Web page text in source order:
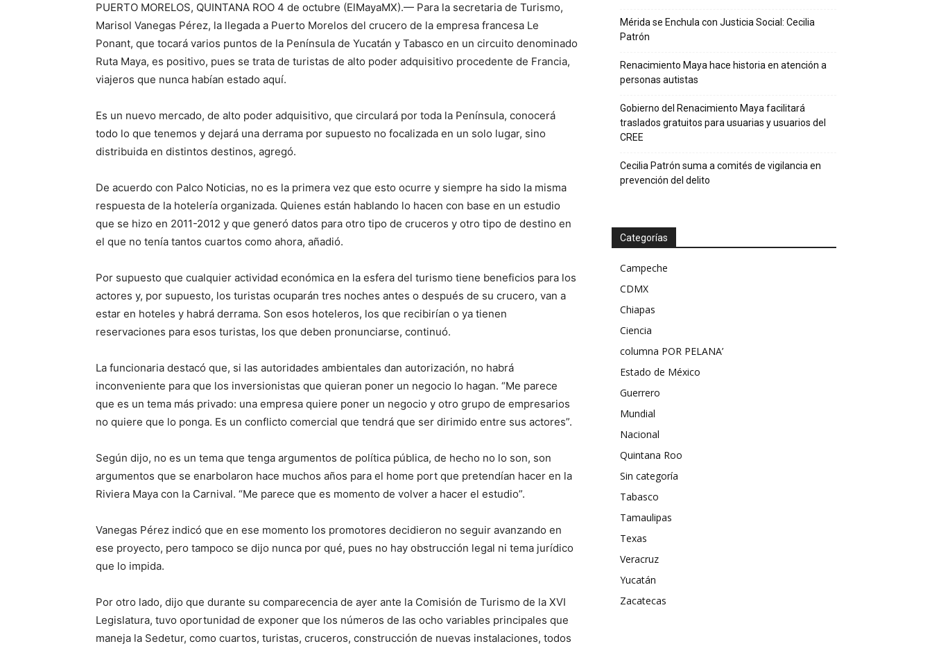
PUERTO MORELOS, QUINTANA ROO 4 de octubre (ElMayaMX).— Para la secretaria de Turismo,
Marisol Vanegas Pérez, la llegada a Puerto Morelos del crucero de la empresa francesa Le
Ponant, que tocará varios puntos de la Península de Yucatán y Tabasco en un circuito denominado
Ruta Maya, es positivo, pues se trata de turistas de alto poder adquisitivo procedente de Francia,
viajeros que nunca habían estado aquí.
Es un nuevo mercado, de alto poder adquisitivo, que circulará por toda la Península, conocerá
todo lo que tenemos y dejará una derrama por supuesto no focalizada en un solo lugar, sino
distribuida en distintos destinos, agregó.
De acuerdo con Palco Noticias, no es la primera vez que esto ocurre y siempre ha sido la misma
respuesta de la hotelería organizada. Quienes están hablando lo hacen con base en un estudio
que se hizo en 2011-2012 y que generó datos para otro tipo de cruceros y otro tipo de destino en
el que no tenía tantos cuartos como ahora, añadió.
Por supuesto que cualquier actividad económica en la esfera del turismo tiene beneficios para los
actores y, por supuesto, los turistas ocuparán tres noches antes o después de su crucero, van a
estar en hoteles y habrá derrama. Son esos hoteleros, los que recibirían o ya tienen
reservaciones para esos turistas, los que deben pronunciarse, continuó.
La funcionaria destacó que, si las autoridades ambientales dan autorización, no habrá
inconveniente para que los inversionistas que quieran poner un negocio lo hagan. “Me parece
que es un tema más privado: una empresa quiere poner un negocio y otro grupo de empresarios
no quiere que lo ponga. Es un conflicto comercial que tendrá que ser dirimido entre sus actores”.
Según dijo, no es un tema que tenga argumentos de política pública, de hecho no lo son, son
argumentos que se enarbolaron hace muchos años para el home port que pretendían hacer en la
Riviera Maya con la Carnival. “Me parece que es momento de volver a hacer el estudio”.
Vanegas Pérez indicó que en ese momento los promotores decidieron no seguir avanzando en
ese proyecto, pero tampoco se dijo nunca por qué, pues no hay obstrucción legal ni tema jurídico
que lo impida.
Por otro lado, dijo que durante su comparecencia de ayer ante la Comisión de Turismo de la XVI
Legislatura, tuvo oportunidad de exponer que los números de las ocho variables principales que
maneja la Sedetur, como cuartos, turistas, cruceros, construcción de nuevas instalaciones, todos
Mérida se Enchula con Justicia Social: Cecilia
Patrón
Renacimiento Maya hace historia en atención a
personas autistas
Gobierno del Renacimiento Maya facilitará
traslados gratuitos para usuarias y usuarios del
CREE
Cecilia Patrón suma a comités de vigilancia en
prevención del delito
Categorías
Campeche
CDMX
Chiapas
Ciencia
columna POR PELANA’
Estado de México
Guerrero
Mundial
Nacional
Quintana Roo
Sin categoría
Tabasco
Tamaulipas
Texas
Veracruz
Yucatán
Zacatecas